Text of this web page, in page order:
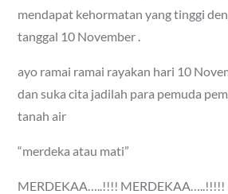
mendapat kehormatan yang tinggi
tanggal 10 November .
ayo ramai ramai rayakan hari 10
dan suka cita jadilah para pemuda
tanah air
“merdeka atau mati”
MERDEKAA…..!!!! MERDEKAA…..!!!!!